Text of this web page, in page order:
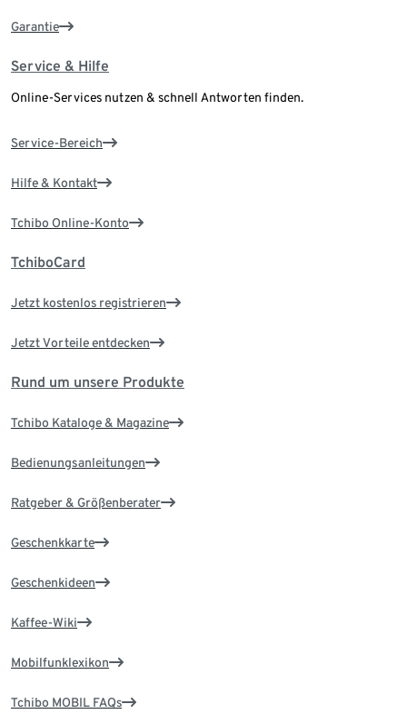
Garantie
Service & Hilfe
Online-Services nutzen & schnell Antworten finden.
Service-Bereich
Hilfe & Kontakt
Tchibo Online-Konto
TchiboCard
Jetzt kostenlos registrieren
Jetzt Vorteile entdecken
Rund um unsere Produkte
Tchibo Kataloge & Magazine
Bedienungsanleitungen
Ratgeber & Größenberater
Geschenkkarte
Geschenkideen
Kaffee-Wiki
Mobilfunklexikon
Tchibo MOBIL FAQs